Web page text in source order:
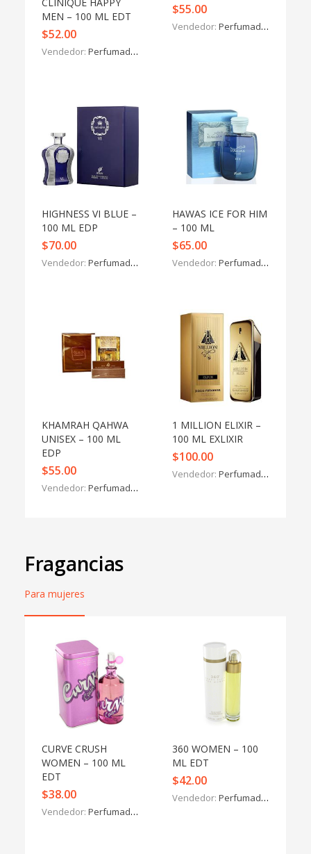
MEN – 100 ML EDT
$52.00
Vendedor: Perfumados y más
$55.00
Vendedor: Perfumados y más
HIGHNESS VI BLUE –
100 ML EDP
$70.00
Vendedor: Perfumados y más
HAWAS ICE FOR HIM
– 100 ML
$65.00
Vendedor: Perfumados y más
KHAMRAH QAHWA
UNISEX – 100 ML
EDP
$55.00
Vendedor: Perfumados y más
1 MILLION ELIXIR –
100 ML EXLIXIR
$100.00
Vendedor: Perfumados y más
Fragancias
Para mujeres
CURVE CRUSH
WOMEN – 100 ML
EDT
$38.00
Vendedor: Perfumados y más
360 WOMEN – 100
ML EDT
$42.00
Vendedor: Perfumados y más